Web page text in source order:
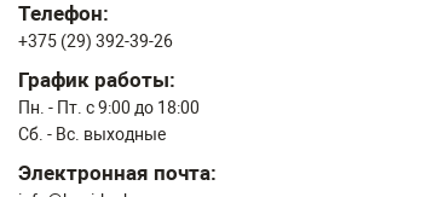
Телефон:
+375 (29) 392-39-26
График работы:
Пн. - Пт. с 9:00 до 18:00
Сб. - Вс. выходные
Электронная почта: